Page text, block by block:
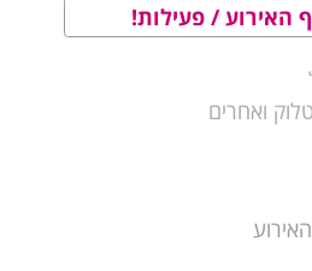
האירוע / פעילות!
ואחרים